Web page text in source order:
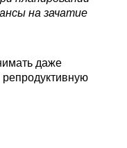
на зачатие
даже